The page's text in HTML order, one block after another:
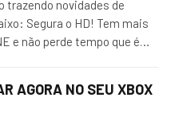
trazendo novidades de
Segura o HD! Tem mais
e não perde tempo que é…
AGORA NO SEU XBOX